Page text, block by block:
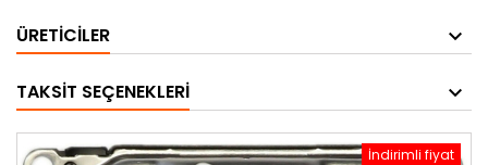
ÜRETICILER
TAKSIT SEÇENEKLERI
İndirimli fiyat